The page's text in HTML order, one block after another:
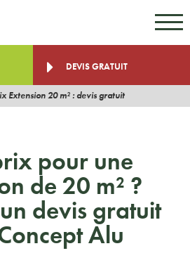
DEVIS GRATUIT
Extension 20 m² : devis gratuit
pour une
de 20 m² ?
devis gratuit
Alu